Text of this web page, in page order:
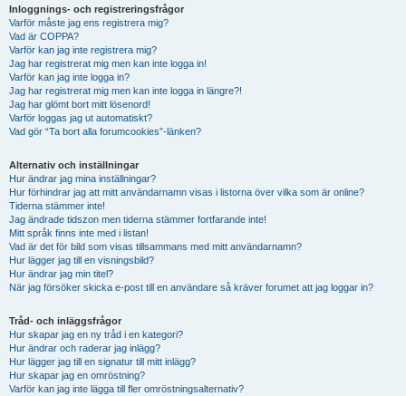
Inloggnings- och registreringsfrågor
Varför måste jag ens registrera mig?
Vad är COPPA?
Varför kan jag inte registrera mig?
Jag har registrerat mig men kan inte logga in!
Varför kan jag inte logga in?
Jag har registrerat mig men kan inte logga in längre?!
Jag har glömt bort mitt lösenord!
Varför loggas jag ut automatiskt?
Vad gör “Ta bort alla forumcookies”-länken?
Alternativ och inställningar
Hur ändrar jag mina inställningar?
Hur förhindrar jag att mitt användarnamn visas i listorna över vilka som är online?
Tiderna stämmer inte!
Jag ändrade tidszon men tiderna stämmer fortfarande inte!
Mitt språk finns inte med i listan!
Vad är det för bild som visas tillsammans med mitt användarnamn?
Hur lägger jag till en visningsbild?
Hur ändrar jag min titel?
När jag försöker skicka e-post till en användare så kräver forumet att jag loggar in?
Tråd- och inläggsfrågor
Hur skapar jag en ny tråd i en kategori?
Hur ändrar och raderar jag inlägg?
Hur lägger jag till en signatur till mitt inlägg?
Hur skapar jag en omröstning?
Varför kan jag inte lägga till fler omröstningsalternativ?